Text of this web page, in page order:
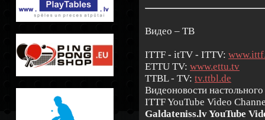
Видео – ТВ
ITTF - itTV - ITTV:
ETTU TV: www.ettu.tv
TTBL - TV: tv.ttbl.de
Видеоновости
ITTF YouTube Video
Galdateniss.lv YouTube